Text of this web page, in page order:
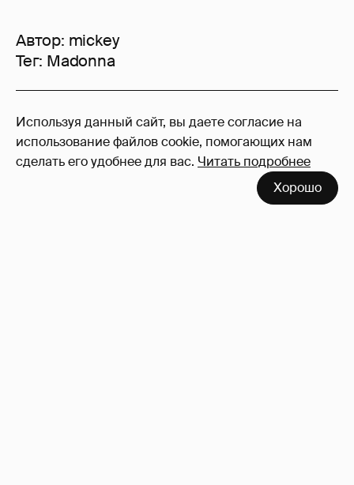
Используя данный сайт, вы даете согласие на
использование файлов cookie, помогающих нам
сделать его удобнее для вас. Читать подробнее
Хорошо
Автор: mickey
Тег: Madonna
61
Войдите в аккаунт, чтобы читать и
оставлять комментарии